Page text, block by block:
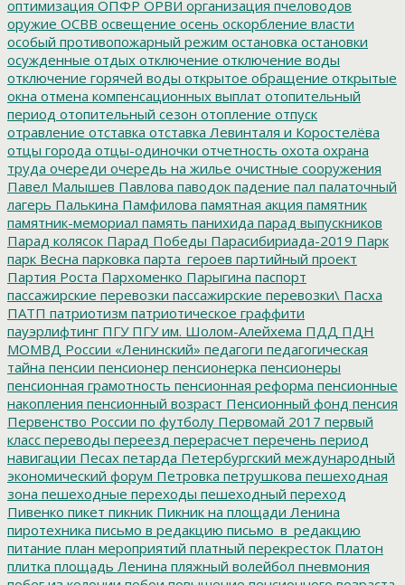
оптимизация ОПФР ОРВИ организация пчеловодов
оружие ОСВВ освещение осень оскорбление власти
особый противопожарный режим остановка остановки
осужденные отдых отключение отключение воды
отключение горячей воды открытое обращение открытые
окна отмена компенсационных выплат отопительный
период отопительный сезон отопление отпуск
отравление отставка отставка Левинталя и Коростелёва
отцы города отцы-одиночки отчетность охота охрана
труда очереди очередь на жилье очистные сооружения
Павел Малышев Павлова паводок падение пал палаточный
лагерь Палькина Памфилова памятная акция памятник
памятник-мемориал память панихида парад выпускников
Парад колясок Парад Победы Парасибириада-2019 Парк
парк Весна парковка парта_героев партийный проект
Партия Роста Пархоменко Парыгина паспорт
пассажирские перевозки пассажирские перевозки\ Пасха
ПАТП патриотизм патриотическое граффити
пауэрлифтинг ПГУПГУ им. Шолом-Алейхема ПДД ПДН
МОМВД России «Ленинский» педагоги педагогическая
тайна пенсии пенсионер пенсионерка пенсионеры
пенсионная грамотность пенсионная реформа пенсионные
накопления пенсионный возраст Пенсионный фонд пенсия
Первенство России по футболу Первомай 2017 первый
класс переводы переезд перерасчет перечень период
навигации Песах петарда Петербургский международный
экономический форум Петровка петрушкова пешеходная
зона пешеходные переходы пешеходный переход
Пивенко пикет пикник Пикник на площади Ленина
пиротехника письмо в редакцию письмо_в_редакцию
питание план мероприятий платный перекресток Платон
плитка площадь Ленина пляжный волейбол пневмония